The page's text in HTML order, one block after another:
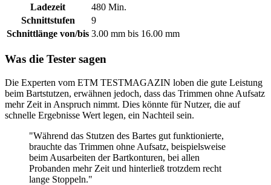
Ladezeit
480 Min.
Schnittstufen
9
Schnittlänge von/bis 3.00 mm bis 16.00 mm
Was die Tester sagen
Die Experten vom ETM TESTMAGAZIN loben die gute Leistung
beim Bartstutzen, erwähnen jedoch, dass das Trimmen ohne Aufsatz
mehr Zeit in Anspruch nimmt. Dies könnte für Nutzer, die auf
schnelle Ergebnisse Wert legen, ein Nachteil sein.
"Während das Stutzen des Bartes gut funktionierte,
brauchte das Trimmen ohne Aufsatz, beispielsweise
beim Ausarbeiten der Bartkonturen, bei allen
Probanden mehr Zeit und hinterließ trotzdem recht
lange Stoppeln."